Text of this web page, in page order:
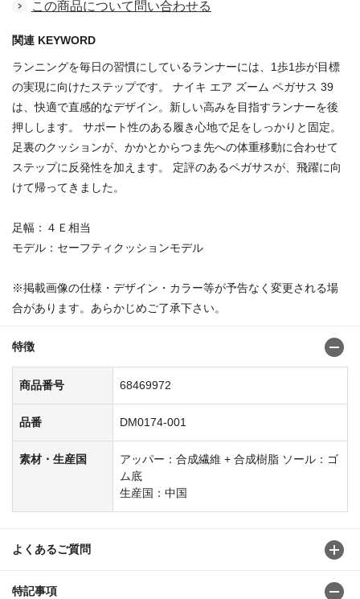
この商品について問い合わせる
関連 KEYWORD
ランニングを毎日の習慣にしているランナーには、1歩1歩が目標
の実現に向けたステップです。 ナイキ エア ズーム ペガサス 39
は、快適で直感的なデザイン。新しい高みを目指すランナーを後
押しします。 サポート性のある履き心地で足をしっかりと固定。
足裏のクッションが、かかとからつま先への体重移動に合わせて
ステップに反発性を加えます。 定評のあるペガサスが、飛躍に向
けて帰ってきました。
足幅：４Ｅ相当
モデル：セーフティクッションモデル
※掲載画像の仕様・デザイン・カラー等が予告なく変更される場
合があります。あらかじめご了承下さい。
特徴
商品番号 68469972
品番 DM0174-001
素材・生産国
アッパー：合成繊維 + 合成樹脂 ソール：ゴ
ム底
生産国：中国
よくあるご質問
特記事項